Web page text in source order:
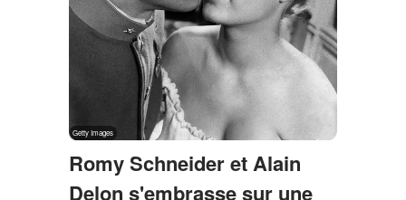
Romy Schneider et Alain
Delon s'embrasse sur une